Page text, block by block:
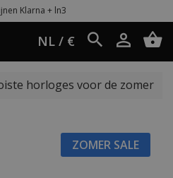
NL / €
horloges voor de zomer
ZOMER SALE